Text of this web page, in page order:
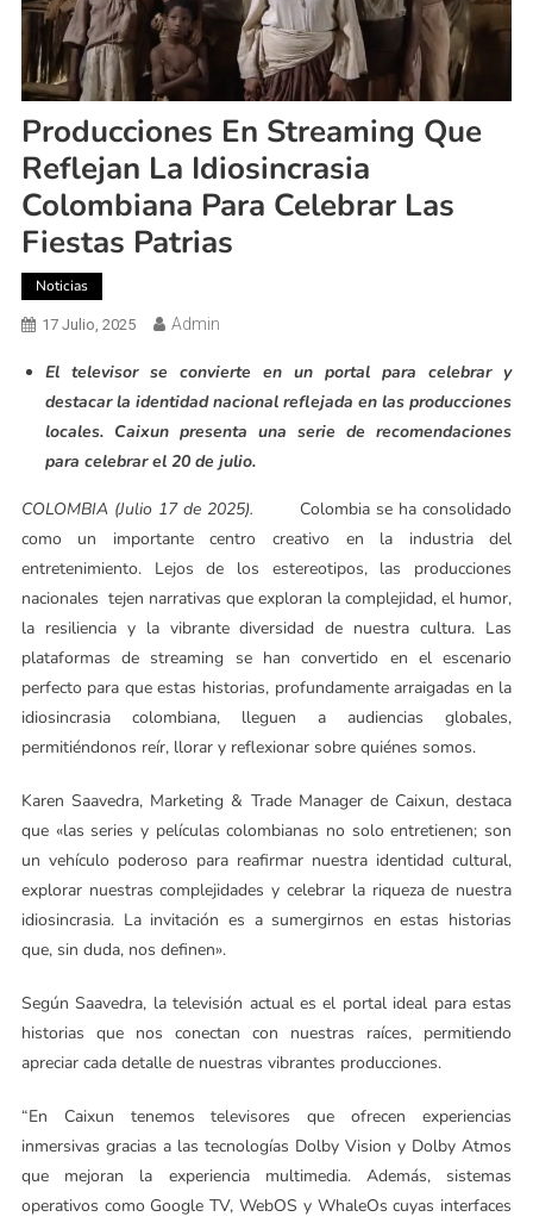
Producciones En Streaming Que
Reflejan La Idiosincrasia
Colombiana Para Celebrar Las
Fiestas Patrias
Noticias
17 Julio, 2025 Admin
El televisor se convierte en un portal para celebrar y
destacar la identidad nacional reflejada en las producciones
locales. Caixun presenta una serie de recomendaciones
para celebrar el 20 de julio.
COLOMBIA (Julio 17 de 2025). Colombia se ha consolidado
como un importante centro creativo en la industria del
entretenimiento. Lejos de los estereotipos, las producciones
nacionales tejen narrativas que exploran la complejidad, el humor,
la resiliencia y la vibrante diversidad de nuestra cultura. Las
plataformas de streaming se han convertido en el escenario
perfecto para que estas historias, profundamente arraigadas en la
idiosincrasia colombiana, lleguen a audiencias globales,
permitiéndonos reír, llorar y reflexionar sobre quiénes somos.
Karen Saavedra, Marketing & Trade Manager de Caixun, destaca
que «las series y películas colombianas no solo entretienen; son
un vehículo poderoso para reafirmar nuestra identidad cultural,
explorar nuestras complejidades y celebrar la riqueza de nuestra
idiosincrasia. La invitación es a sumergirnos en estas historias
que, sin duda, nos definen».
Según Saavedra, la televisión actual es el portal ideal para estas
historias que nos conectan con nuestras raíces, permitiendo
apreciar cada detalle de nuestras vibrantes producciones.
“En Caixun tenemos televisores que ofrecen experiencias
inmersivas gracias a las tecnologías Dolby Vision y Dolby Atmos
que mejoran la experiencia multimedia. Además, sistemas
operativos como Google TV, WebOS y WhaleOs cuyas interfaces